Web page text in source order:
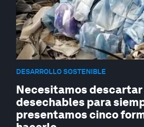
DESARROLLO SOSTENIBLE
Necesitamos
desechables para
presentamos cinco